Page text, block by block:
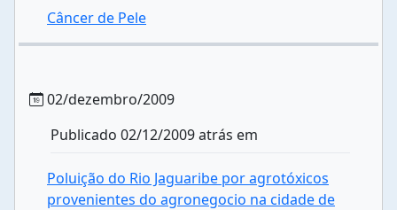
Câncer de Pele
02/dezembro/2009
Publicado 02/12/2009 atrás em
Poluição do Rio Jaguaribe por agrotóxicos
provenientes do agronegocio na cidade de